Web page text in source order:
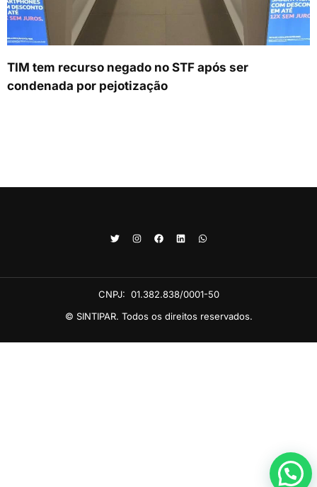
TIM tem recurso negado no STF após ser
condenada por pejotização
CNPJ: 01.382.838/0001-50
© SINTIPAR. Todos os direitos reservados.